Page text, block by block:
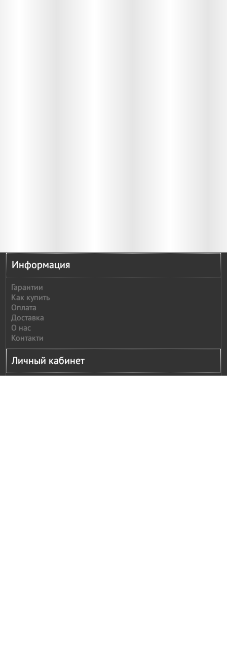
Информация
Гарантии
Как купить
Оплата
Доставка
О нас
Контакти
Личный кабинет